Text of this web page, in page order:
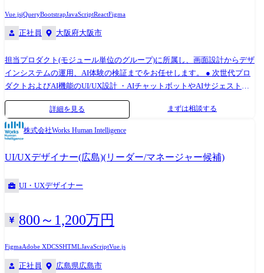
グループ在籍 ●技術スタック ・デザインツール: Adobe XD, Figma ・開
ュニケーションツール: Slack, Gsuite ・AIツール: GitHub Copilot,
Gemini ●デザイン環境 ・デザインツール: Figma ・言語: HTML、
CSS、JavaScript (Vue, React, jQuery) ・コミュニケーションツール:
Slack, Google Workspace
Vue.jsjQueryBootstrapJavaScriptReactFigma
正社員 大阪府大阪市
担当プロダクト(モジュール単位のグループ)に所属し、画面設計からデザ
インシステムの運用、AI体験の検証までをお任せします。 ● 次世代プロ
ダクトおよびAI機能のUI/UX設計 ・AIチャットボットやAIサジェスト機
能を組み込んだ、次世代HRテックのUXリサーチおよび画面設計 ・新規
機能のオブジェクト指向UIに基づく画面モデリング、および既存の機能
過多な業務画面のSaaS型リファクタリング ・労務・給与計算担当者への
デプスヒアリング、および社内営業・コンサルタント経由でのUXリサー
チの主導 ・ワイヤーフレーム、およびインタラクションプロトタイプの
作成・検証 ● デザインシステム・文化の組織実装 ・プロダクト横断の
UI/UXデザインガイドラインの確立・運用 ・大規模のプロダクトエンジ
ニアに対するUI/UXデザインレビュー、および実装支援 ・既存製品へウ
(データによる体験の可視化)の指標づくりと実行 ・グループ内の若手デ
ザイナーに対するメンタリング・育成支援 ●配属組織 ※2026年6月時点
グループ在籍 ●技術スタック ・デザインツール: Adobe XD, Figma ・開
詳細を見る まずは相談する
株式会社Works Human Intelligence
UI/UXデザイナー(広島)(リーダー/マネージャー候補)
UI・UXデザイナー
800～1,200万円
FigmaAdobe XDCSSHTMLJavaScriptVue.js
正社員 広島県広島市